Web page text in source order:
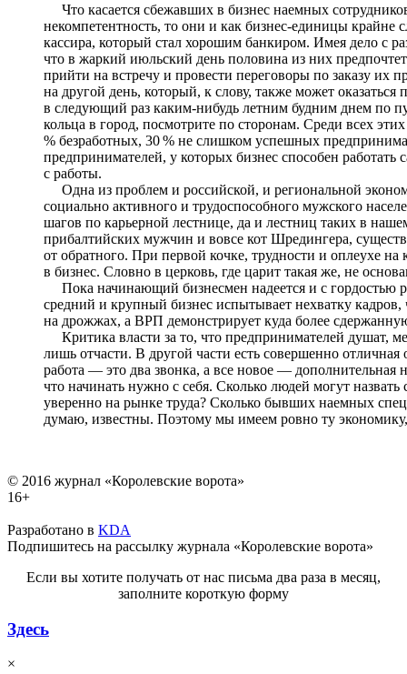
Что касается сбежавших в бизнес наемных
некомпетентность, то они и как бизнес-единицы
кассира, который стал хорошим банкиром. Имея дело с
что в жаркий июльский день половина из них
прийти на встречу и провести переговоры по заказу их
на другой день, который, к слову, также может
в следующий раз каким-нибудь летним будним днем по
кольца в город, посмотрите по сторонам. Среди всех
% безработных, 30 % не слишком успешных
предпринимателей, у которых бизнес способен
с работы.
Одна из проблем и российской, и региональной
социально активного и трудоспособного мужского
шагов по карьерной лестнице, да и лестниц таких в
прибалтийских мужчин и вовсе кот Шредингера,
от обратного. При первой кочке, трудности и оплеухе
в бизнес. Словно в церковь, где царит такая же, не
Пока начинающий бизнесмен надеется и с гордостью
средний и крупный бизнес испытывает нехватку
на дрожжах, а ВРП демонстрирует куда более
Критика власти за то, что предпринимателей душат,
лишь отчасти. В другой части есть совершенно отличная
работа — это два звонка, а все новое —
что начинать нужно с себя. Сколько людей могут
уверенно на рынке труда? Сколько бывших наемных
думаю, известны. Поэтому мы имеем ровно ту
© 2016 журнал «Королевские ворота»
16+
Разработано в KDA
Подпишитесь на рассылку журнала «Королевские ворота»
Если вы хотите получать от нас письма два раза в месяц,
заполните короткую форму
Здесь
×